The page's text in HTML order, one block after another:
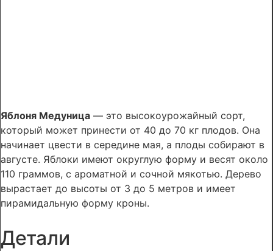
Яблоня Медуница — это высокоурожайный сорт,
который может принести от 40 до 70 кг плодов. Она
начинает цвести в середине мая, а плоды собирают в
августе. Яблоки имеют округлую форму и весят около
110 граммов, с ароматной и сочной мякотью. Дерево
вырастает до высоты от 3 до 5 метров и имеет
пирамидальную форму кроны.
Детали